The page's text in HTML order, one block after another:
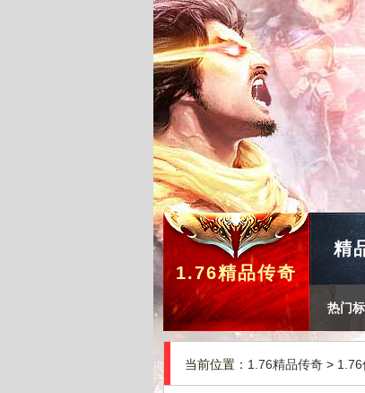
1.76精品传奇
精
热门标
当前位置： 1.76精品传奇 >